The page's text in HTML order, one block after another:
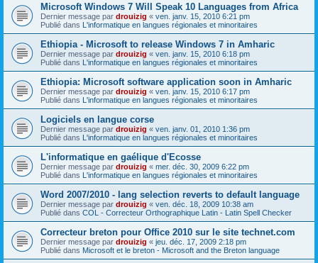
Microsoft Windows 7 Will Speak 10 Languages from Africa
Dernier message par drouizig « ven. janv. 15, 2010 6:21 pm
Publié dans L'informatique en langues régionales et minoritaires
Ethiopia - Microsoft to release Windows 7 in Amharic
Dernier message par drouizig « ven. janv. 15, 2010 6:18 pm
Publié dans L'informatique en langues régionales et minoritaires
Ethiopia: Microsoft software application soon in Amharic
Dernier message par drouizig « ven. janv. 15, 2010 6:17 pm
Publié dans L'informatique en langues régionales et minoritaires
Logiciels en langue corse
Dernier message par drouizig « ven. janv. 01, 2010 1:36 pm
Publié dans L'informatique en langues régionales et minoritaires
L'informatique en gaélique d'Ecosse
Dernier message par drouizig « mer. déc. 30, 2009 6:22 pm
Publié dans L'informatique en langues régionales et minoritaires
Word 2007/2010 - lang selection reverts to default language
Dernier message par drouizig « ven. déc. 18, 2009 10:38 am
Publié dans COL - Correcteur Orthographique Latin - Latin Spell Checker
Correcteur breton pour Office 2010 sur le site technet.com
Dernier message par drouizig « jeu. déc. 17, 2009 2:18 pm
Publié dans Microsoft et le breton - Microsoft and the Breton language